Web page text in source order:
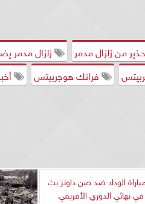
من زلزال مدمر
زلزال مدمر
فرانك هوجربيتس
الوداد ضد صن داونز بث
نهائي الدوري الأفريقي